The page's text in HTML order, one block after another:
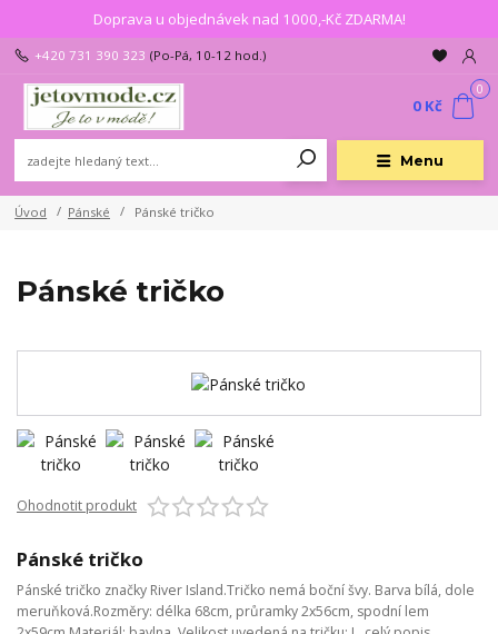
Doprava u objednávek nad 1000,-Kč ZDARMA!
Menu
+420 731 390 323 (Po-Pá, 10-12 hod.)
0
0 Kč
Úvod Pánské Pánské tričko
Pánské tričko
Ohodnotit produkt
Pánské tričko
Pánské tričko značky River Island.Tričko nemá boční švy. Barva bílá, dole
meruňková.Rozměry: délka 68cm, průramky 2x56cm, spodní lem